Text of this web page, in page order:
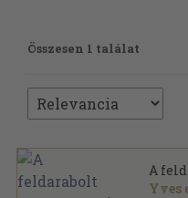
Összesen 1 találat
A
Yves